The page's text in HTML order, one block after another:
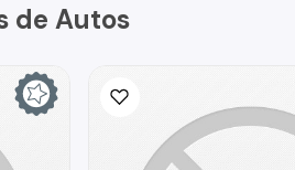
de Autos